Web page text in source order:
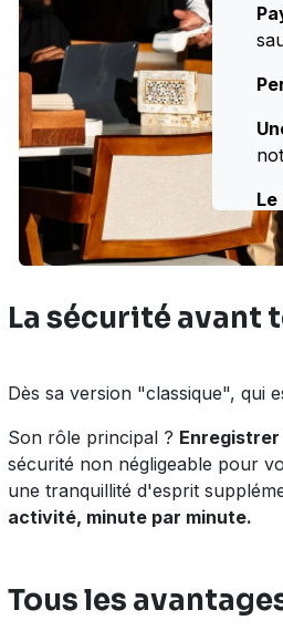
Le
La sécurité avant
Dès sa version "classique", qui
Son rôle principal ?
sécurité non négligeable pour
une tranquillité d'esprit
activité, minute par minute.
Tous les